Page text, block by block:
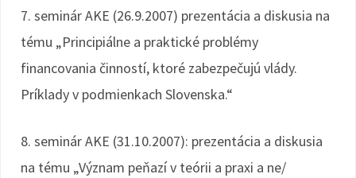
7. seminár AKE (26.9.2007) prezentácia a diskusia na
tému „Principiálne a praktické problémy
financovania činností, ktoré zabezpečujú vlády.
Príklady v podmienkach Slovenska.“
8. seminár AKE (31.10.2007): prezentácia a diskusia
na tému „Význam peňazí v teórii a praxi a ne/